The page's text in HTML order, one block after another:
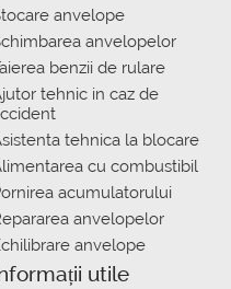
anvelope
anvelopelor
benzii de rulare
tehnic in caz de
tehnica la blocare
cu combustibil
acumulatorului
anvelopelor
anvelope
utile